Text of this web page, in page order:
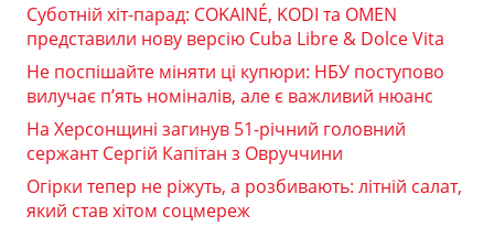
Суботній хіт-парад: COKAINÉ, KODI та OMEN
представили нову версію Cuba Libre & Dolce Vita
Не поспішайте міняти ці купюри: НБУ поступово
вилучає п’ять номіналів, але є важливий нюанс
На Херсонщині загинув 51-річний головний
сержант Сергій Капітан з Овруччини
Огірки тепер не ріжуть, а розбивають: літній салат,
який став хітом соцмереж